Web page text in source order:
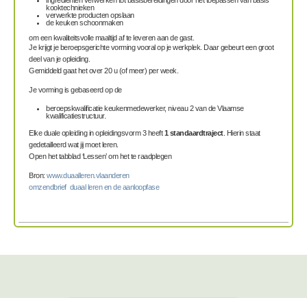
kooktechnieken
verwerkte producten opslaan
de keuken schoonmaken
om een kwaliteitsvolle maaltijd af te leveren aan de gast.
Je krijgt je beroepsgerichte vorming vooral op je werkplek. Daar gebeurt een groot
deel van je opleiding.
Gemiddeld gaat het over 20 u (of meer) per week.
Je vorming is gebaseerd op de
beroepskwalificatie keukenmedewerker, niveau 2 van de Vlaamse
kwalificatiestructuur.
Elke duale opleiding in opleidingsvorm 3 heeft1 standaardtraject. Hierin staat
gedetailleerd wat jij moet leren.
Open het tabblad ‘Lessen’ om het te raadplegen
Bron: www.duaalleren.vlaanderen
omzendbrief duaal leren en de aanloopfase